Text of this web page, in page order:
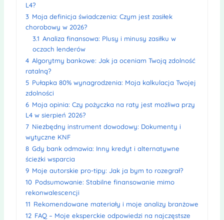
L4?
3 Moja definicja świadczenia: Czym jest zasiłek
chorobowy w 2026?
3.1 Analiza finansowa: Plusy i minusy zasiłku w
oczach lenderów
4 Algorytmy bankowe: Jak ja oceniam Twoją zdolność
ratalną?
5 Pułapka 80% wynagrodzenia: Moja kalkulacja Twojej
zdolności
6 Moja opinia: Czy pożyczka na raty jest możliwa przy
L4 w sierpień 2026?
7 Niezbędny instrument dowodowy: Dokumenty i
wytyczne KNF
8 Gdy bank odmawia: Inny kredyt i alternatywne
ścieżki wsparcia
9 Moje autorskie pro-tipy: Jak ja bym to rozegrał?
10 Podsumowanie: Stabilne finansowanie mimo
rekonwalescencji
11 Rekomendowane materiały i moje analizy branżowe
12 FAQ – Moje eksperckie odpowiedzi na najczęstsze